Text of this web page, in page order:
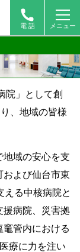
電 話 メニュー
院」として創
、地域の皆様
地域の安心を支
および仙台市東
える中核病院と
援病院、災害拠
管内における
療に力を注い